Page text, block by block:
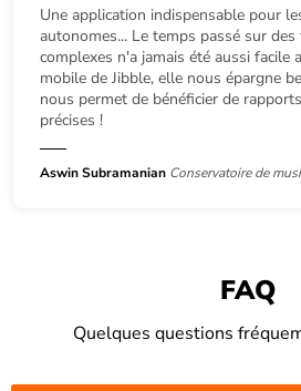
Une application indispensable pour
autonomes... Le temps passé sur
complexes n'a jamais été aussi facile
mobile de Jibble, elle nous épargne
nous permet de bénéficier de
précises !
Aswin Subramanian Conservatoire de
FAQ
Quelques questions